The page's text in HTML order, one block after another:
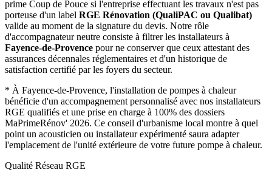
prime Coup de Pouce si l'entreprise effectuant les travaux n'est pas
porteuse d'un label RGE Rénovation (QualiPAC ou Qualibat)
valide au moment de la signature du devis. Notre rôle
d'accompagnateur neutre consiste à filtrer les installateurs à
Fayence-de-Provence pour ne conserver que ceux attestant des
assurances décennales réglementaires et d'un historique de
satisfaction certifié par les foyers du secteur.
* À Fayence-de-Provence, l'installation de pompes à chaleur
bénéficie d'un accompagnement personnalisé avec nos installateurs
RGE qualifiés et une prise en charge à 100% des dossiers
MaPrimeRénov' 2026. Ce conseil d'urbanisme local montre à quel
point un acousticien ou installateur expérimenté saura adapter
l'emplacement de l'unité extérieure de votre future pompe à chaleur.
Qualité Réseau RGE